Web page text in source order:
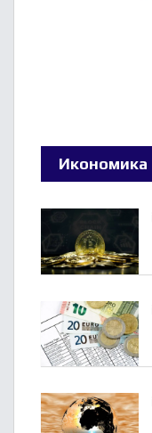
Икономика